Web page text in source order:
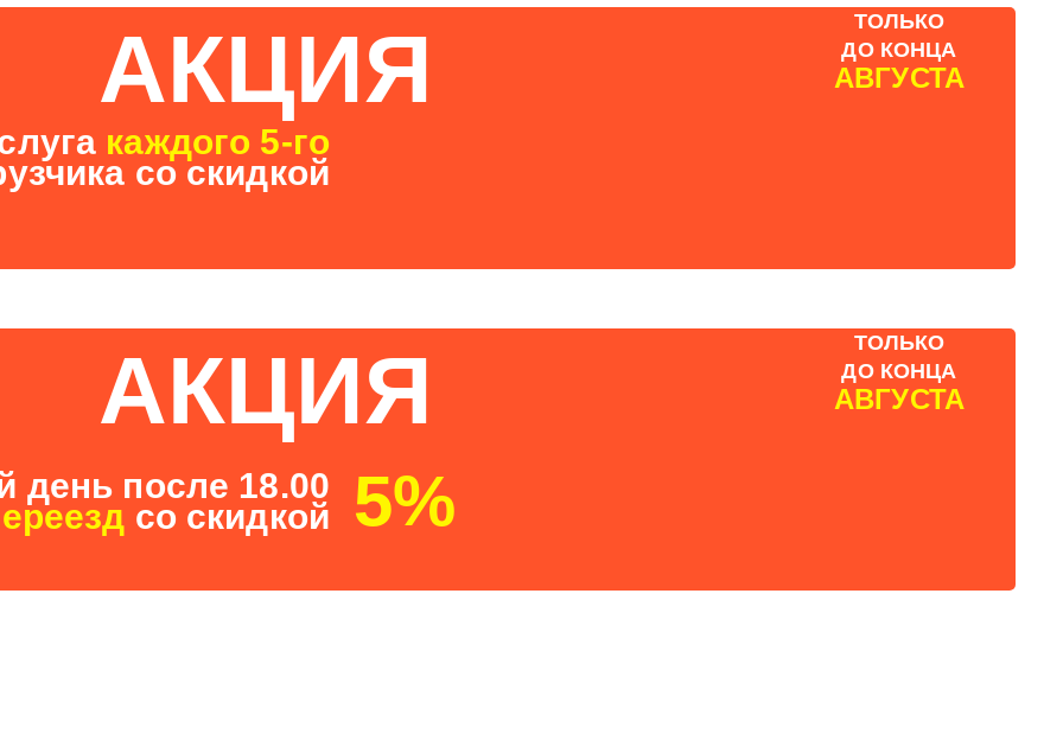
АКЦИЯ
каждого 5-го
со скидкой
ТОЛЬКО
ДО КОНЦА
АВГУСТА
АКЦИЯ
день после 18.00
со скидкой 5%
ТОЛЬКО
ДО КОНЦА
АВГУСТА